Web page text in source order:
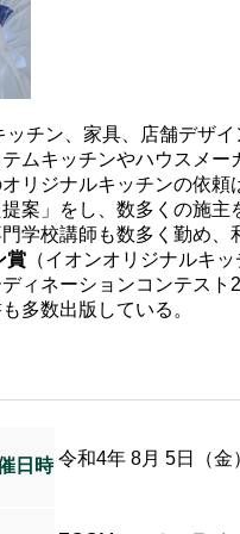
チン、家具、店舗デザイ
ムキッチンやハウスメー
リジナルキッチンの依頼
案」をし、数多くの施主
学校講師も数多く勤め
賞 （イオンオリジナルキ
ィネーションコンテスト
多数出版している。
日時 令和4年 8月 5日（